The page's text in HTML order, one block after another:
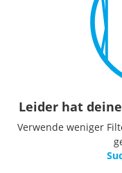
Leider hat
Verwende weniger